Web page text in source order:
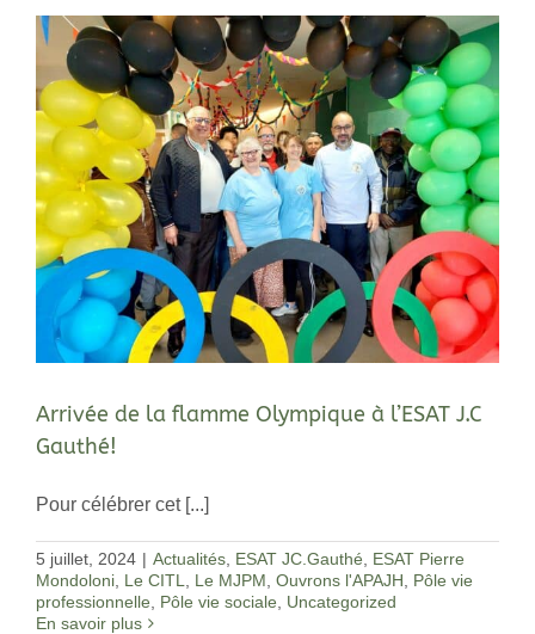
Arrivée de la flamme Olympique à l’ESAT J.C
Gauthé!
Pour célébrer cet [...]
5 juillet, 2024 | Actualités ESAT JC.Gauthé
ESAT Pierre
Mondoloni Le CITL Le MJPM Ouvrons l'APAJH
Pôle vie
professionnelle
Pôle vie sociale
Uncategorized
En savoir plus